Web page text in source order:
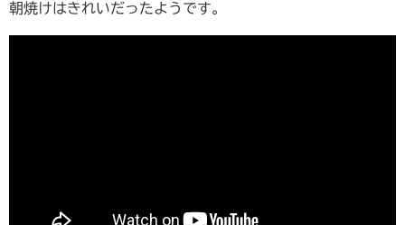
朝焼けはきれいだったようです。